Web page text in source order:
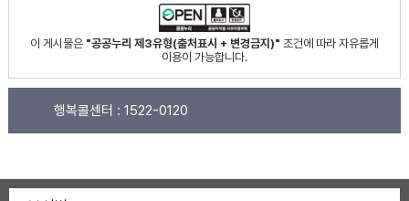
이 게시물은 "공공누리 제3유형(출처표시 + 변경금지)" 조건에 따라 자유롭게
이용이 가능합니다.
행복콜센터 : 1522-0120